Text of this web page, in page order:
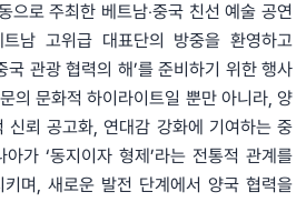
으로 주최한 베트남‧중국 친선 예술 공연
남 고위급 대표단의 방중을 환영하고
관광 협력의 해’를 준비하기 위한 행사
의 문화적 하이라이트일 뿐만 아니라, 양
신뢰 공고화, 연대감 강화에 기여하는 중
가 ‘동지이자 형제’라는 전통적 관계를
며, 새로운 발전 단계에서 양국 협력을